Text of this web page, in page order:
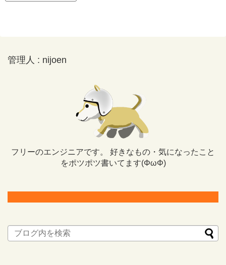
管理人 : nijoen
フリーのエンジニアです。 好きなもの・気になったこと
をポツポツ書いてます(ΦωΦ)